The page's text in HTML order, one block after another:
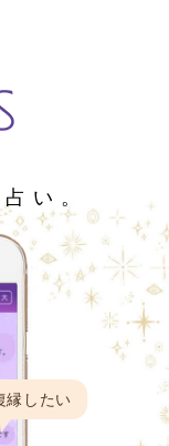
ット占い
い。
縁したい